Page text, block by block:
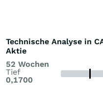
relationship with key
have been approved and
mineral exploration
Technische Analyse in
Aktie
52 Wochen
Tief
0,1700